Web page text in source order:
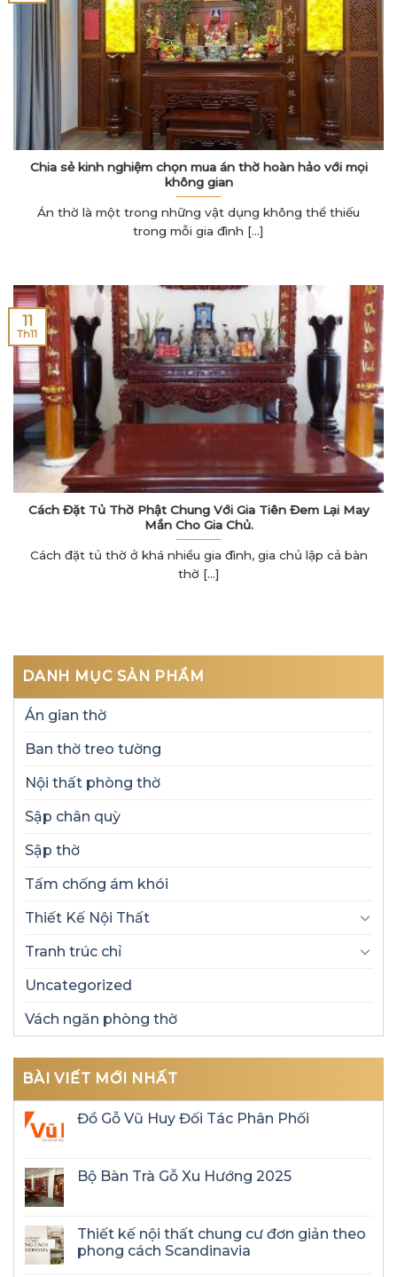
Chia sẻ kinh nghiệm chọn mua án thờ hoàn hảo với mọi
không gian
Án thờ là một trong những vật dụng không thể thiếu
trong mỗi gia đình [...]
Cách Đặt Tủ Thờ Phật Chung Với Gia Tiên Đem Lại May
Mắn Cho Gia Chủ.
Cách đặt tủ thờ ở khá nhiều gia đình, gia chủ lập cả bàn
thờ [...]
11
Th11
DANH MỤC SẢN PHẨM
Án gian thờ
Ban thờ treo tường
Nội thất phòng thờ
Sập chân quỳ
Sập thờ
Tấm chống ám khói
Thiết Kế Nội Thất
Tranh trúc chỉ
Uncategorized
Vách ngăn phòng thờ
BÀI VIẾT MỚI NHẤT
Đồ Gỗ Vũ Huy Đối Tác Phân Phối
Bộ Bàn Trà Gỗ Xu Hướng 2025
Thiết kế nội thất chung cư đơn giản theo
phong cách Scandinavia